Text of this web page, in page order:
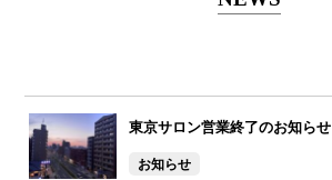
東京サロン営業終了のお知らせ
お知らせ